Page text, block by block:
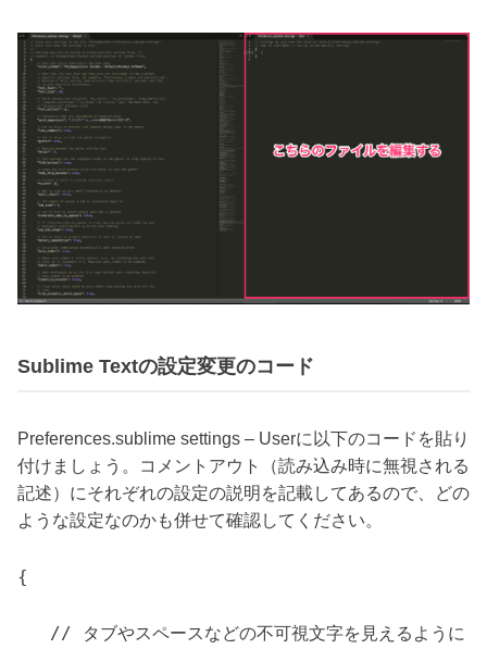
Sublime Textの設定変更のコード
Preferences.sublime settings – Userに以下のコードを貼り
付けましょう。コメントアウト（読み込み時に無視される
記述）にそれぞれの設定の説明を記載してあるので、どの
ような設定なのかも併せて確認してください。
{
// タブやスペースなどの不可視文字を見えるように